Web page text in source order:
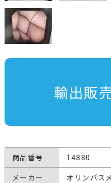
輸出販
商品番号
14880
メーカー
オリンパス